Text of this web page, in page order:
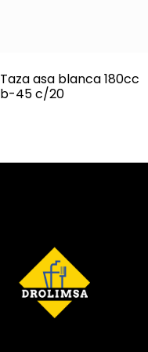
Taza asa blanca 180cc
b-45 c/20